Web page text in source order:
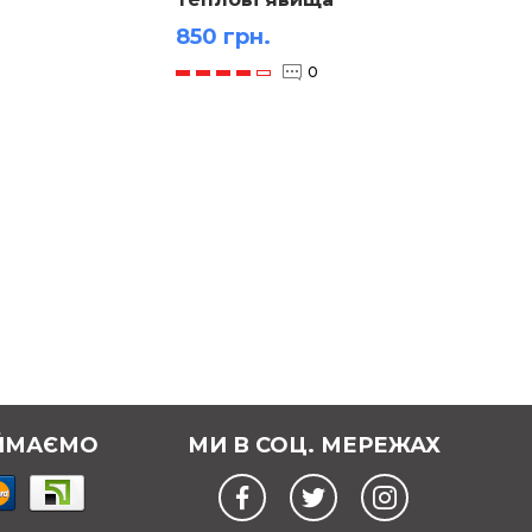
850 грн.
0
МИ В СОЦ. МЕРЕЖАХ